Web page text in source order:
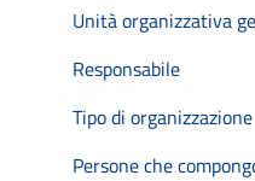
Unità organizzativa
Responsabile
Tipo di organizzazione
Persone che